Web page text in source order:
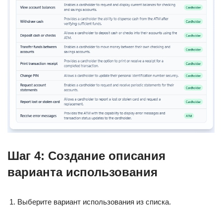
Шаг 4: Создание описания
варианта использования
Выберите вариант использования из списка.